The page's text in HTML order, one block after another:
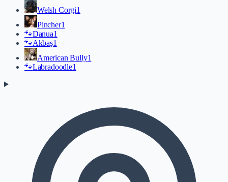
Welsh Corgi1
Pincher1
🐾Danua1
🐾Akbaş1
American Bully1
🐾Labradoodle1